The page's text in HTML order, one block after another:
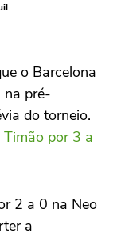
o Barcelona
na pré-
do torneio.
por 3 a
2 a 0 na Neo
a